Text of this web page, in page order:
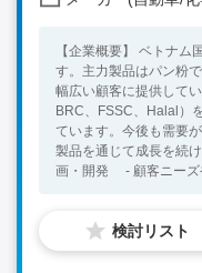
【企業概要】 ベトナ
す。主力製品はパン粉
幅広い顧客に提供して
BRC、FSSC、Halal）
ています。今後も需要
製品を通じて成長を続けています。 ■主な
画・開発 - 顧客ニーズ
成条件・粉砕条件の
実施 既存製品の改良
の分析・改善提案 - 吸
検討リスト